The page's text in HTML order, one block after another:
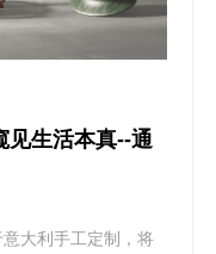
见生活本真--通
大利手工定制，将